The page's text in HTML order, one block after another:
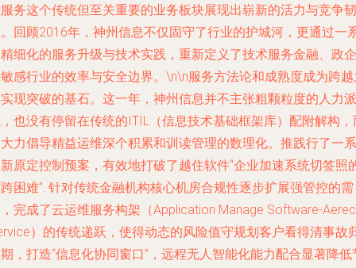
务这个传统但至关重要的业务板块展现出崭新的活力与竞争韧
回顾2016年，神州信息不仅固守了行业的护城河，更通过一
细化的服务升级与技术实践，重新定义了技术服务金融、政企
感行业的效率与安全边界。\n\n服务方法论和成熟度成为跨
现突破的基石。这一年，神州信息并不主张粗颗粒度的人力派
也没有停留在传统的ITIL（信息技术基础框架库）配附解构，
力倡导精益运维深个积累和训读管理的数理化。推践行了一系
原定控制预案，有效地打破了越住软件“企业加速系统切签照
困难”. 针对传统金融机构核心机房合规性逐步扩展强管控的需
完成了云运维服务构架（Application Manage Software-
）的传统递跃，使得动态的风险值守规划客户看得清事故
，打造“信息化协同窗口”，远程无人智能化能力配合显著降低